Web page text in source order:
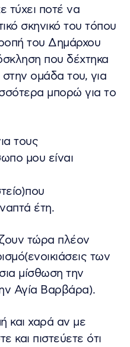
τύχει ποτέ να
σκηνικό του τόπου
του Δημάρχου
που δέχτηκα
ομάδα του, για
μπορώ για το
τους
μου είναι
έτη.
τώρα πλέον
των
μίσθωση την
Αγία Βαρβάρα).
και χαρά αν με
και πιστεύετε ότι